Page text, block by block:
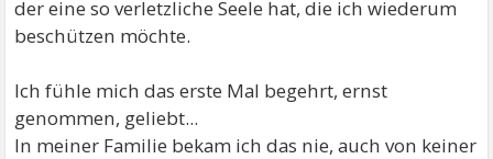
der eine so verletzliche Seele hat, die ich wiederum
beschützen möchte.
Ich fühle mich das erste Mal begehrt, ernst
genommen, geliebt...
In meiner Familie bekam ich das nie, auch von keiner